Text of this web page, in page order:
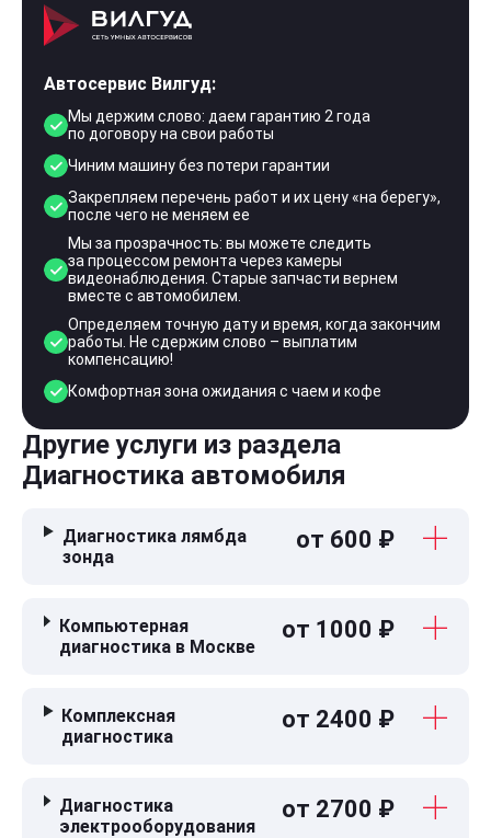
Автосервис Вилгуд:
Мы держим слово: даем гарантию 2 года
по договору на свои работы
Чиним машину без потери гарантии
Закрепляем перечень работ и их цену «на берегу»,
после чего не меняем ее
Мы за прозрачность: вы можете следить
за процессом ремонта через камеры
видеонаблюдения. Старые запчасти вернем
вместе с автомобилем.
Определяем точную дату и время, когда закончим
работы. Не сдержим слово – выплатим
компенсацию!
Комфортная зона ожидания с чаем и кофе
Другие услуги из раздела
Диагностика автомобиля
Диагностика лямбда
зонда
от 600 ₽
Компьютерная
диагностика в Москве
от 1000 ₽
Комплексная
диагностика
от 2400 ₽
Диагностика
электрооборудования
от 2700 ₽